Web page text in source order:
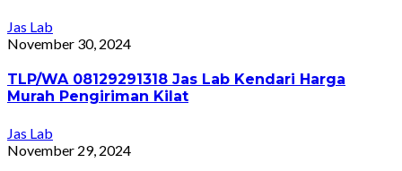
Jas Lab
November 30, 2024
TLP/WA 08129291318 Jas Lab Kendari Harga
Murah Pengiriman Kilat
Jas Lab
November 29, 2024